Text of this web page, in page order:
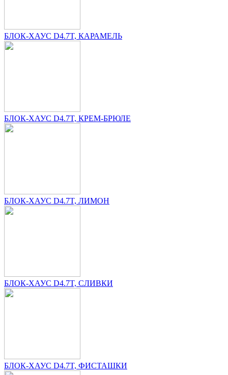
БЛОК-ХАУС D4.7T, КАРАМЕЛЬ
БЛОК-ХАУС D4.7T, КРЕМ-БРЮЛЕ
БЛОК-ХАУС D4.7T, ЛИМОН
БЛОК-ХАУС D4.7T, СЛИВКИ
БЛОК-ХАУС D4.7T, ФИСТАШКИ